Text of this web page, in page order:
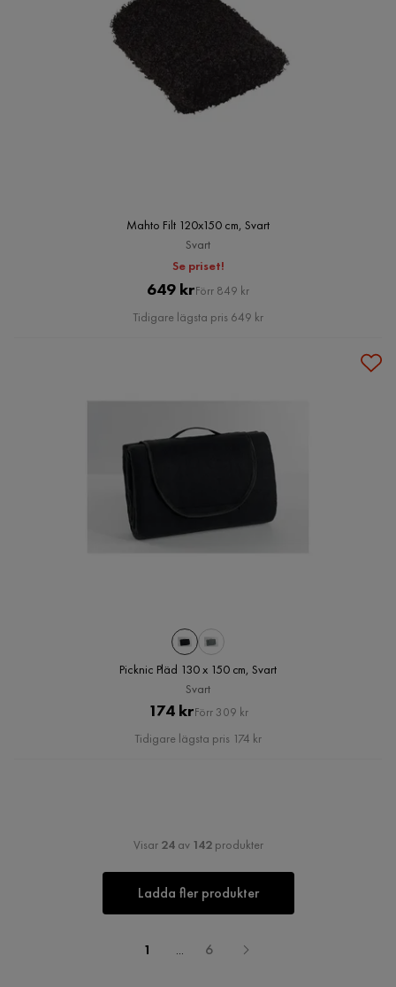
Mahto Filt 120x150 cm, Svart
Svart
Se priset!
Pris
649 krOriginal
Pris
Förr 849 kr
Tidigare lägsta pris 649 kr
Picknic Pläd 130 x 150 cm, Svart
Svart
Pris
174 krOriginal
Pris
Förr 309 kr
Tidigare lägsta pris 174 kr
Visar 24av 142produkter
Ladda fler produkter
1 ... 6